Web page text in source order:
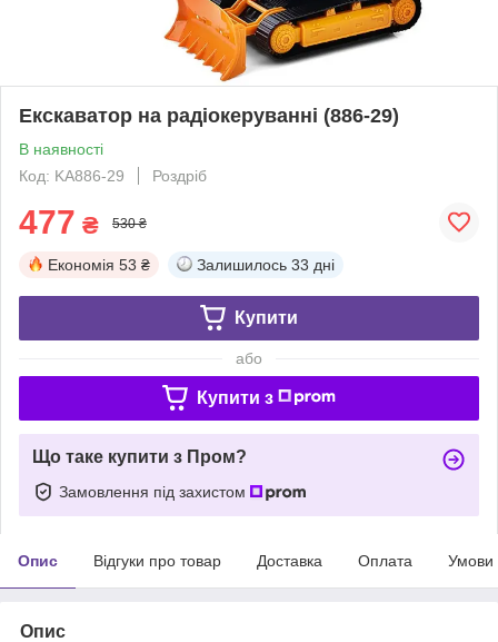
Екскаватор на радіокеруванні (886-29)
В наявності
Код: KA886-29
Роздріб
477 ₴ 530 ₴
Економія 53 ₴ Залишилось 33 дні
Купити
або
Купити з
Що таке купити з Пром?
Замовлення під захистом
Опис Відгуки про товар Доставка Оплата Умови
Опис